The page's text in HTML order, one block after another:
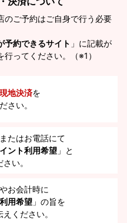
のご予約はご自身で行う必要
予約できるサイト 」に記載が
ってください。（※1）
現地決済を
さい。
たはお電話にて
ント利用希望 」と
い。
お会計時に
用希望 」の旨を
ください。